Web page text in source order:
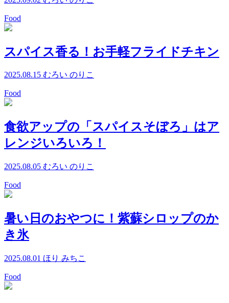
Food
スパイス香る！お手軽フライドチキン
2025.08.15 むろい のりこ
Food
食欲アップの「スパイスそぼろ」はア
レンジいろいろ！
2025.08.05 むろい のりこ
Food
暑い日のおやつに！紫蘇シロップのか
き氷
2025.08.01 ほり みちこ
Food